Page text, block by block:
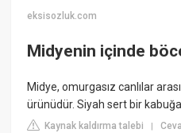
eksisozluk.com
Midyenin içinde
Midye, omurgasız canlılar
ürünüdür. Siyah sert bir
Kaynak kaldırma talebi |